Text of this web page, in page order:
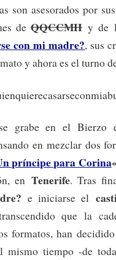
son asesorados por
deQQCCMH y de
con mi madre?, sus
y ahora es el turno
grabe en el Bierzo
en mezclar dos
príncipe para Corina
en Tenerife. Tras
e iniciarse el
que la
formatos, han
mismo tiempo -de